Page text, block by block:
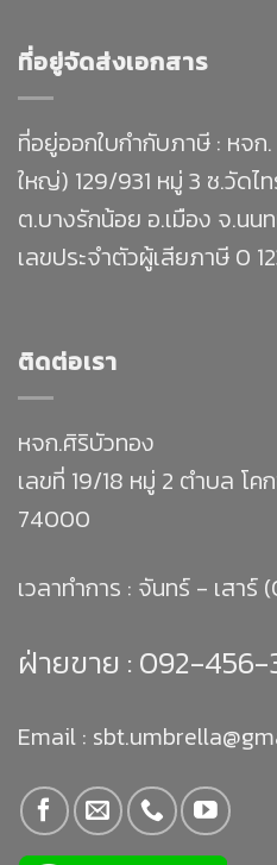
ที่อยู่จัดส่งเอกสาร
ที่อยู่ออกใบกำกับภาษี : หจก
ใหญ่) 129/931 หมู่ 3 ซ.วัดไ
ต.บางรักน้อย อ.เมือง จ.นน
เลขประจำตัวผู้เสียภาษี 0
ติดต่อเรา
หจก.ศิริบัวทอง
เลขที่ 19/18 หมู่ 2 ตำบล โค
74000
เวลาทำการ : จันทร์ - เสา
ฝ่ายขาย : 092-456-
Email :